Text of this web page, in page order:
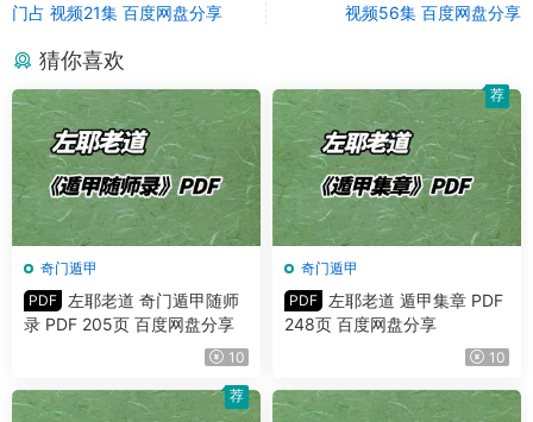
门占 视频21集 百度网盘分享
视频56集 百度网盘分享
猜你喜欢
奇门遁甲
PDF
左耶老道 奇门遁甲随师
录 PDF 205页 百度网盘分享
10
奇门遁甲
PDF
左耶老道 遁甲集章 PDF
248页 百度网盘分享
10
荐
荐